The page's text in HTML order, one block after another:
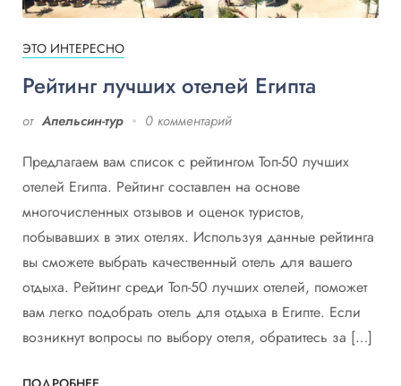
ЭТО ИНТЕРЕСНО
Рейтинг лучших отелей Египта
от Апельсин-тур 0 комментарий
Предлагаем вам список с рейтингом Топ-50 лучших
отелей Египта. Рейтинг составлен на основе
многочисленных отзывов и оценок туристов,
побывавших в этих отелях. Используя данные рейтинга
вы сможете выбрать качественный отель для вашего
отдыха. Рейтинг среди Топ-50 лучших отелей, поможет
вам легко подобрать отель для отдыха в Египте. Если
возникнут вопросы по выбору отеля, обратитесь за […]